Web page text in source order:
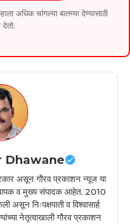
अधिक चांगल्या बातम्या देण्यासाठी
देतो.
Dhawane
असून गौरव प्रकाशन न्यूज या
व मुख्य संपादक आहेत. 2010
असून निःपक्षपाती व विश्वासार्ह
नेतृत्वाखाली गौरव प्रकाशन